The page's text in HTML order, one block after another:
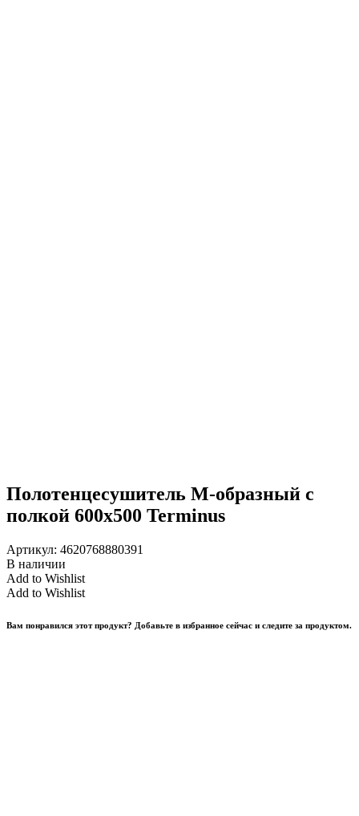
Полотенцесушитель М-образный с
полкой 600х500 Terminus
Артикул: 4620768880391
В наличии
Add to Wishlist
Add to Wishlist
Вам понравился этот продукт? Добавьте в избранное сейчас и следите за продуктом.